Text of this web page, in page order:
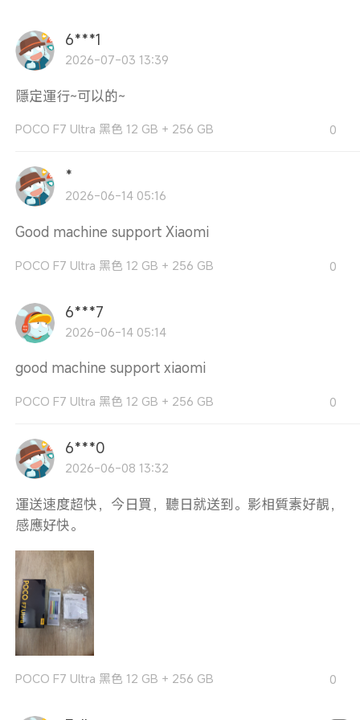
6***1
2026-07-03 13:39
隱定運行~可以的~
POCO F7 Ultra 黑色 12 GB + 256 GB 0
*
2026-06-14 05:16
Good machine support Xiaomi
POCO F7 Ultra 黑色 12 GB + 256 GB 0
6***7
2026-06-14 05:14
good machine support xiaomi
POCO F7 Ultra 黑色 12 GB + 256 GB 0
6***0
2026-06-08 13:32
運送速度超快，今日買，聽日就送到。影相質素好靚，
感應好快。
POCO F7 Ultra 黑色 12 GB + 256 GB 0